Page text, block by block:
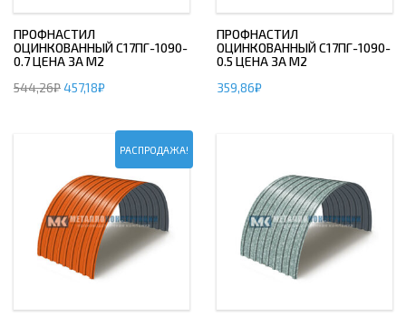
ПРОФНАСТИЛ
ОЦИНКОВАННЫЙ С17ПГ-1090-
0.7 ЦЕНА ЗА М2
544,26₽457,18₽
ПРОФНАСТИЛ
ОЦИНКОВАННЫЙ С17ПГ-1090-
0.5 ЦЕНА ЗА М2
359,86₽
РАСПРОДАЖА!